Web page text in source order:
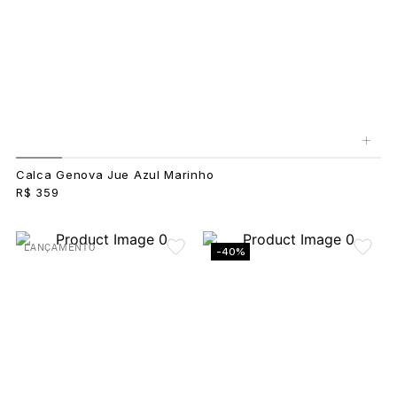
+
Calca Genova Jue Azul Marinho
R$ 359
LANÇAMENTO -40%